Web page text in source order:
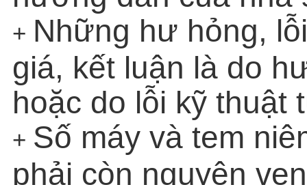
+ Những hư hỏng,
giá, kết luận là do
hoặc do lỗi kỹ thuật
+ Số máy và tem
phải còn nguyên